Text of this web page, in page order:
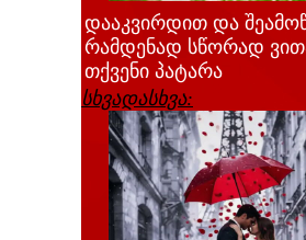
დააკვირდით და
რამდენად სწორად
თქვენი პატარა
სხვადასხვა: